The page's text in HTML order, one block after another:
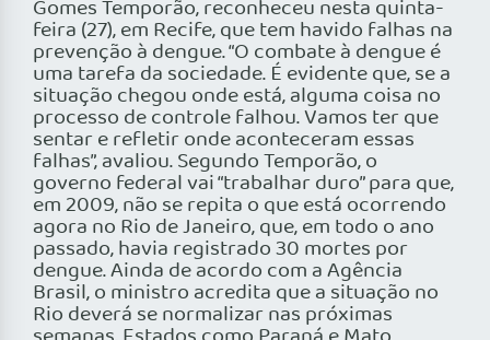
Gomes Temporão, reconheceu nesta quinta-
feira (27), em Recife, que tem havido falhas na
prevenção à dengue. “O combate à dengue é
uma tarefa da sociedade. É evidente que, se a
situação chegou onde está, alguma coisa no
processo de controle falhou. Vamos ter que
sentar e refletir onde aconteceram essas
falhas”, avaliou. Segundo Temporão, o
governo federal vai “trabalhar duro” para que,
em 2009, não se repita o que está ocorrendo
agora no Rio de Janeiro, que, em todo o ano
passado, havia registrado 30 mortes por
dengue. Ainda de acordo com a Agência
Brasil, o ministro acredita que a situação no
Rio deverá se normalizar nas próximas